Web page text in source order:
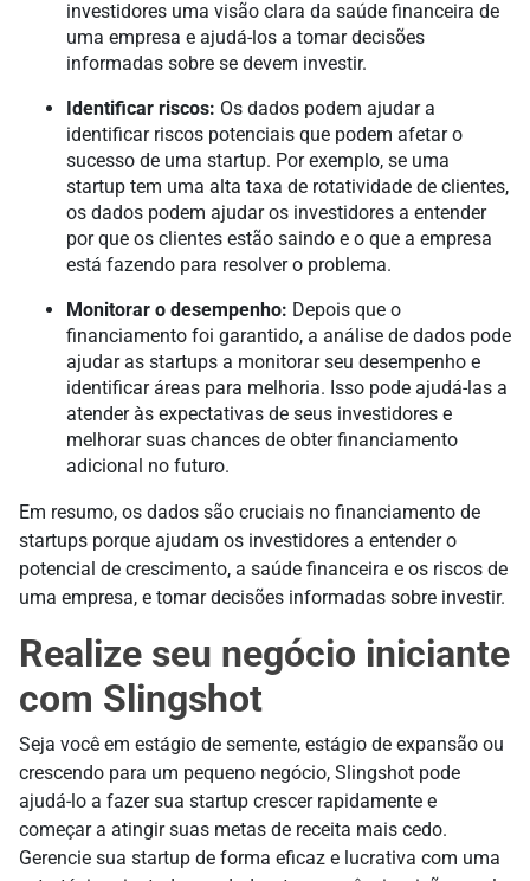
investidores uma visão clara da saúde financeira de
uma empresa e ajudá-los a tomar decisões
informadas sobre se devem investir.
Identificar riscos: Os dados podem ajudar a
identificar riscos potenciais que podem afetar o
sucesso de uma startup. Por exemplo, se uma
startup tem uma alta taxa de rotatividade de clientes,
os dados podem ajudar os investidores a entender
por que os clientes estão saindo e o que a empresa
está fazendo para resolver o problema.
Monitorar o desempenho: Depois que o
financiamento foi garantido, a análise de dados pode
ajudar as startups a monitorar seu desempenho e
identificar áreas para melhoria. Isso pode ajudá-las a
atender às expectativas de seus investidores e
melhorar suas chances de obter financiamento
adicional no futuro.
Em resumo, os dados são cruciais no financiamento de
startups porque ajudam os investidores a entender o
potencial de crescimento, a saúde financeira e os riscos de
uma empresa, e tomar decisões informadas sobre investir.
Realize seu negócio iniciante
com Slingshot
Seja você em estágio de semente, estágio de expansão ou
crescendo para um pequeno negócio, Slingshot pode
ajudá-lo a fazer sua startup crescer rapidamente e
começar a atingir suas metas de receita mais cedo.
Gerencie sua startup de forma eficaz e lucrativa com uma